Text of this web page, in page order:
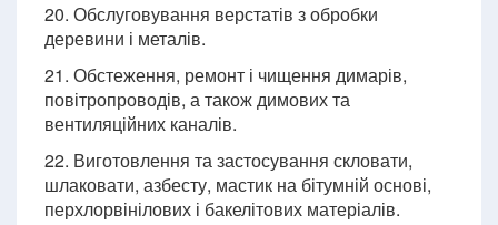
20. Обслуговування верстатів з обробки
деревини і металів.
21. Обстеження, ремонт і чищення димарів,
повітропроводів, а також димових та
вентиляційних каналів.
22. Виготовлення та застосування скловати,
шлаковати, азбесту, мастик на бітумній основі,
перхлорвінілових і бакелітових матеріалів.